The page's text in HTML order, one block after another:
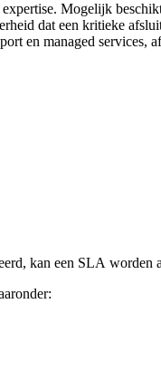
expertise. Mogelijk
dat een kritieke
en managed services,
kan een SLA worden